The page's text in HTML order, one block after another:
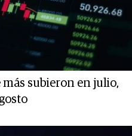
más subieron en julio,